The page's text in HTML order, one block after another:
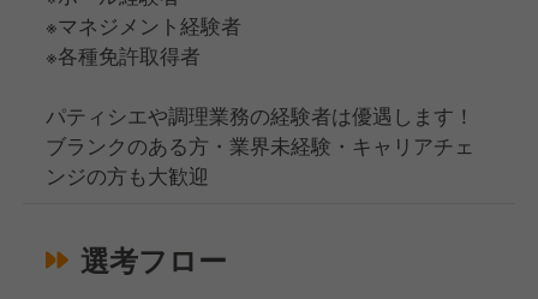
※マネジメント経験者
※各種免許取得者
パティシエや調理業務の経験者は優遇します！
ブランクのある方・業界未経験・キャリアチェ
ンジの方も大歓迎
選考フロー